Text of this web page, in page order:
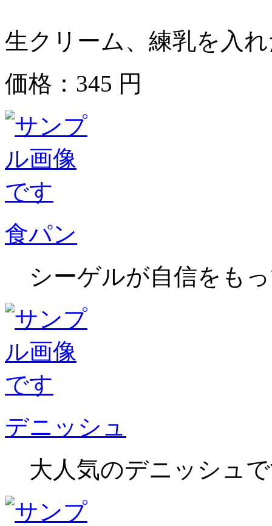
生クリーム、練乳を入
価格： 345 円
食パン
シーゲルが自信をも
デニッシュ
大人気のデニッシュ